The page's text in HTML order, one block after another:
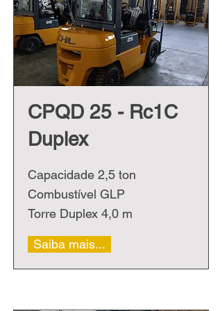
CPQD 25 - Rc1C
Duplex
Capacidade 2,5 ton
Combustível GLP
Torre Duplex 4,0 m
Saiba mais...